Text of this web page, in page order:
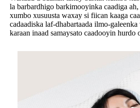
la barbardhigo barkimooyinka caadiga
xumbo xusuusta waxay si fiican kaaga
cadaadiska laf-dhabartaada ilmo-
karaan inaad samaysato caadooyin hurdo